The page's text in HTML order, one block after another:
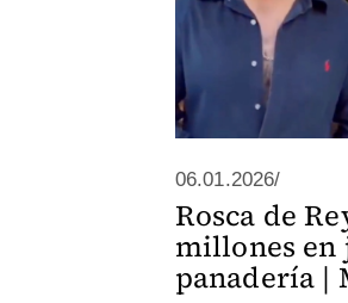
06.01.2026/
Rosca de
millones en
panadería |